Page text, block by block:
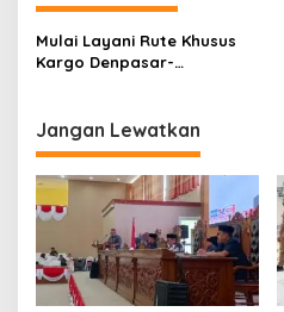
a
s
i
p
o
s
Mulai Layani Rute Khusus
Kargo Denpasar-
Komoditas Ekspor Bali
Jangan Lewatkan